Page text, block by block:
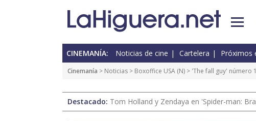
CINEMANÍA: Noticias de cine Cartelera Próximos
Cinemanía > Noticias > Boxoffice USA (N) > 'The fall guy' número
Destacado: Tom Holland y Zendaya en 'Spider-man: